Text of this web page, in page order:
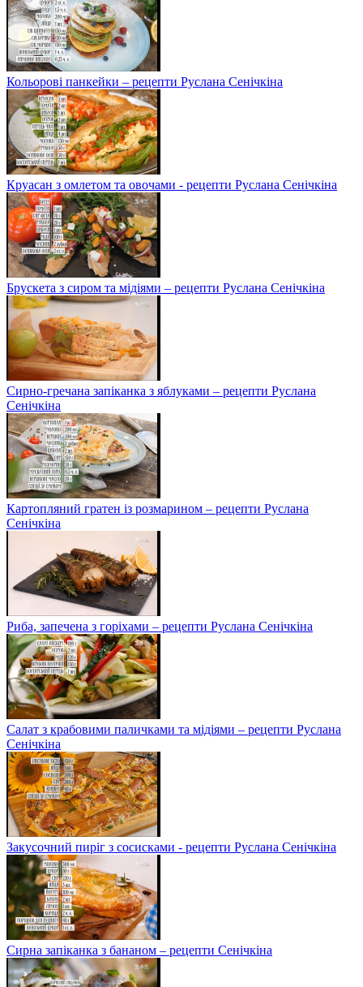
Кольорові панкейки – рецепти Руслана Сенічкіна
Круасан з омлетом та овочами - рецепти Руслана Сенічкіна
Брускета з сиром та мідіями – рецепти Руслана Сенічкіна
Сирно-гречана запіканка з яблуками – рецепти Руслана
Сенічкіна
Картопляний гратен із розмарином – рецепти Руслана
Сенічкіна
Риба, запечена з горіхами – рецепти Руслана Сенічкіна
Салат з крабовими паличками та мідіями – рецепти Руслана
Сенічкіна
Закусочний пиріг з сосисками - рецепти Руслана Сенічкіна
Сирна запіканка з бананом – рецепти Сенічкіна